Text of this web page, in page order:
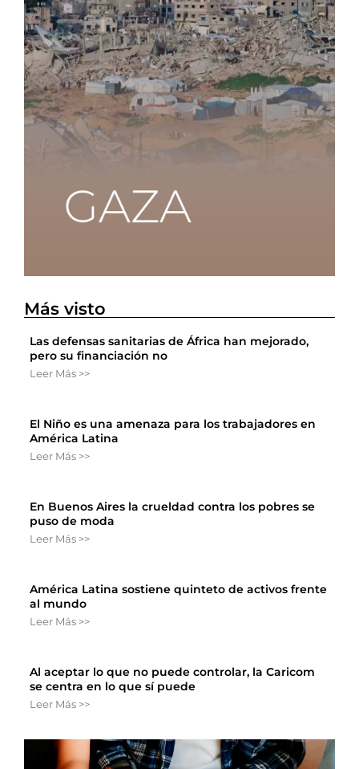
Más visto
Las defensas sanitarias de África han mejorado,
pero su financiación no
Leer Más >>
El Niño es una amenaza para los trabajadores en
América Latina
Leer Más >>
En Buenos Aires la crueldad contra los pobres se
puso de moda
Leer Más >>
América Latina sostiene quinteto de activos frente
al mundo
Leer Más >>
Al aceptar lo que no puede controlar, la Caricom
se centra en lo que sí puede
Leer Más >>